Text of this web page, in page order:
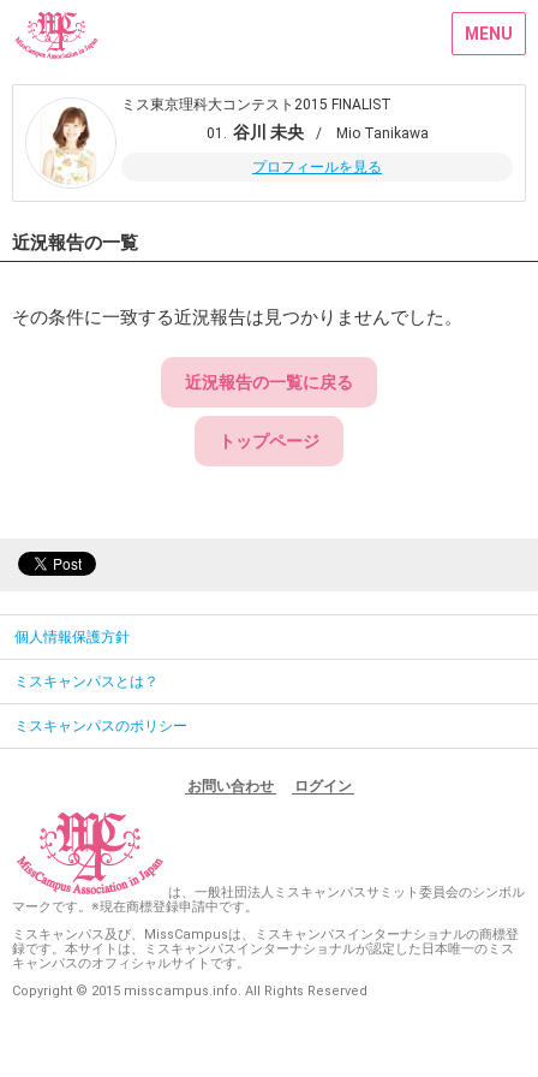
MENU
ミス東京理科大コンテスト2015 FINALIST
01. 谷川 未央
/ Mio Tanikawa
プロフィールを見る
近況報告の一覧
その条件に一致する近況報告は見つかりませんでした。
近況報告の一覧に戻る
トップページ
個人情報保護方針
ミスキャンパスとは？
ミスキャンパスのポリシー
お問い合わせ ログイン
は、一般社団法人ミスキャンパスサミット委員会のシンボル
マークです。※現在商標登録申請中です。
ミスキャンパス及び、MissCampusは、ミスキャンパスインターナショナルの商標登
録です。本サイトは、ミスキャンパスインターナショナルが認定した日本唯一のミス
キャンパスのオフィシャルサイトです。
Copyright © 2015 misscampus.info. All Rights Reserved